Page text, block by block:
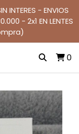
INTERES - ENVIOS
- 2x1 EN LENTES
0